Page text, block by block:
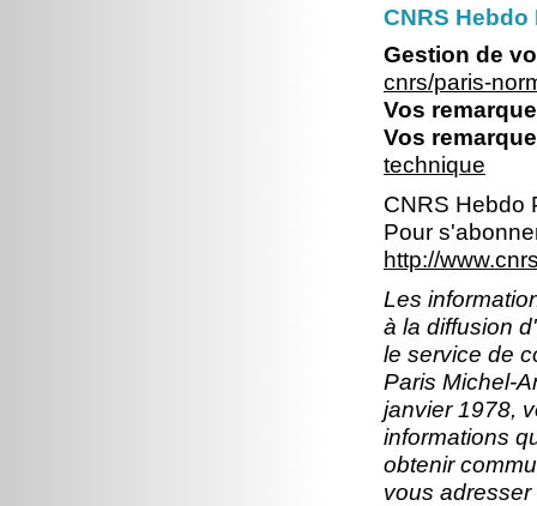
CNRS
Gestion de
cnrs/paris-
Vos
Vos
technique
CNRS Hebdo
Pour
http://
Les
à la diffusion
le service de
Paris Michel-
janvier 1978,
informations
obtenir
vous